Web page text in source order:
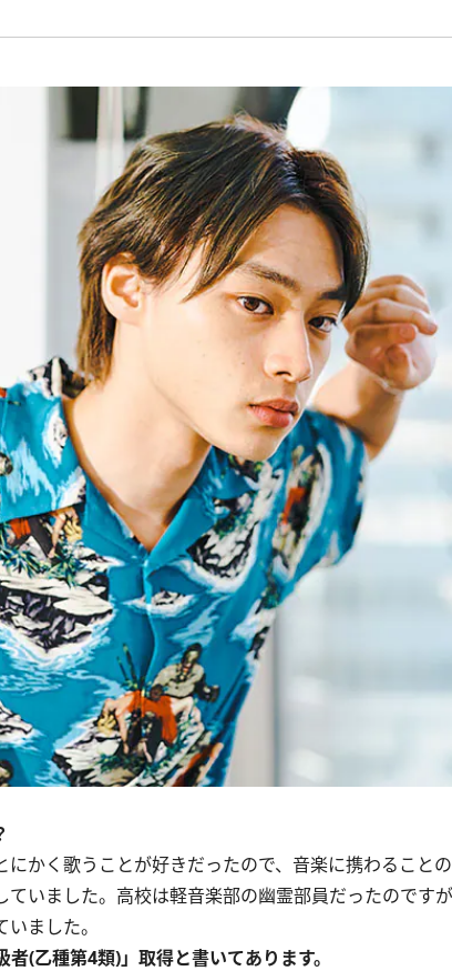
かく歌うことが好きだったので、音楽に携わること
いました。高校は軽音楽部の幽霊部員だったのです
ました。
(乙種第4類)」取得と書いてあります。